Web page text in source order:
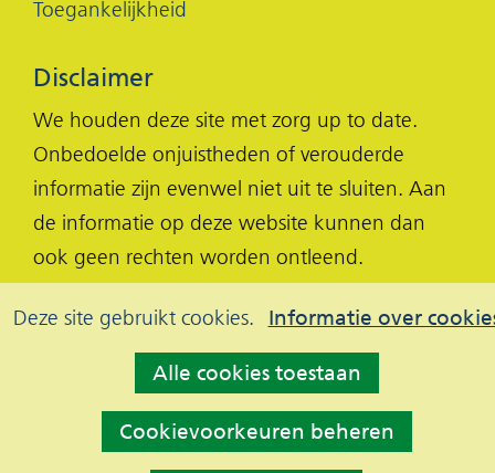
Cookies
toestaan?
Deze site gebruikt cookies. Informatie over
Hier
Alle cookies toestaan
Cookievoorkeuren beheren
Toegankelijkheid
Disclaimer
We houden deze site met zorg up to date.
Onbedoelde onjuistheden of verouderde
informatie zijn evenwel niet uit te sluiten. Aan
de informatie op deze website kunnen dan
ook geen rechten worden ontleend.